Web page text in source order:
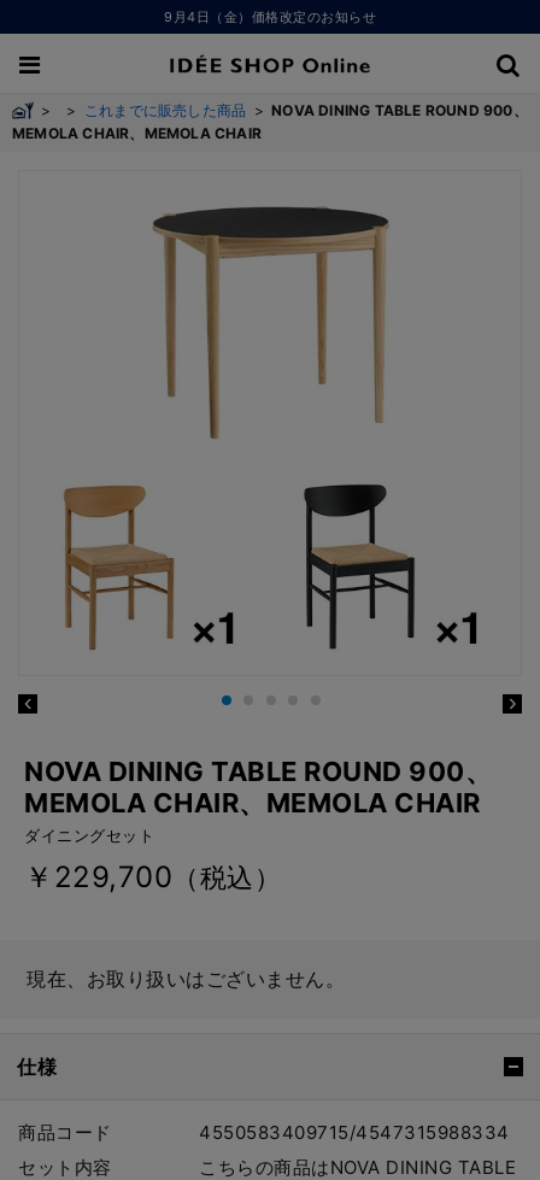
9月4日（金）価格改定のお知らせ
> > これまでに販売した商品 >NOVA DINING TABLE ROUND 900、
MEMOLA CHAIR、MEMOLA CHAIR
NOVA DINING TABLE ROUND 900、
MEMOLA CHAIR、MEMOLA CHAIR
ダイニングセット
￥229,700 （税込）
現在、お取り扱いはございません。
仕様
商品コード
4550583409715/4547315988334
セット内容
こちらの商品はNOVA DINING TABLE